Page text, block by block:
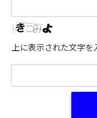
上に表示された文字を